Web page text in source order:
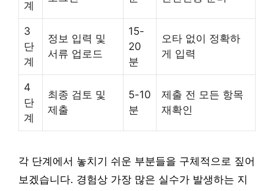
계
3
단
계
정보 입력 및
서류 업로드
15-
20
분
오타 없이 정확하
게 입력
4
단
계
최종 검토 및
제출
5-10
분
제출 전 모든 항목
재확인
각 단계에서 놓치기 쉬운 부분들을 구체적으로 짚어
보겠습니다. 경험상 가장 많은 실수가 발생하는 지